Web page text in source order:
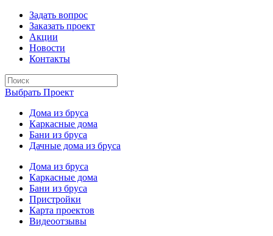
Задать вопрос
Заказать проект
Акции
Новости
Контакты
Выбрать Проект
Дома из бруса
Каркасные дома
Бани из бруса
Дачные дома из бруса
Дома из бруса
Каркасные дома
Бани из бруса
Пристройки
Карта проектов
Видеоотзывы